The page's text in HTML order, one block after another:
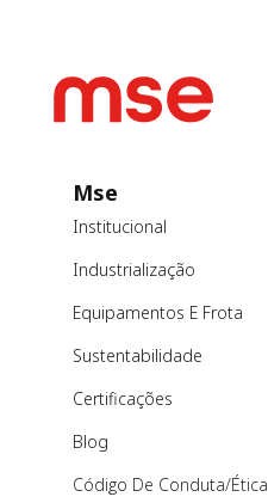
Mse
Institucional
Industrialização
Equipamentos E Frota
Sustentabilidade
Certificações
Blog
Código De Conduta/ética